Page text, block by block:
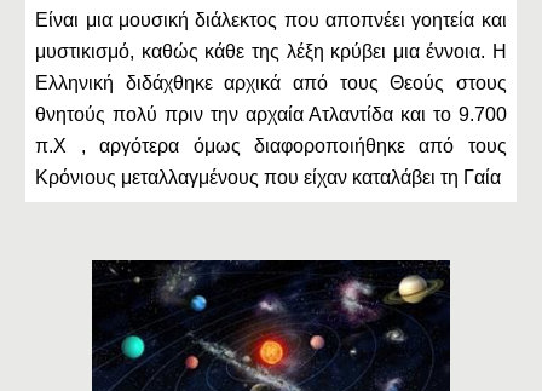
Είναι μια μουσική διάλεκτος που αποπνέει γοητεία και
μυστικισμό, καθώς κάθε της λέξη κρύβει μια έννοια. Η
Ελληνική διδάχθηκε αρχικά από τους Θεούς στους
θνητούς πολύ πριν την αρχαία Ατλαντίδα και το 9.700
π.Χ , αργότερα όμως διαφοροποιήθηκε από τους
Κρόνιους μεταλλαγμένους που είχαν καταλάβει τη Γαία